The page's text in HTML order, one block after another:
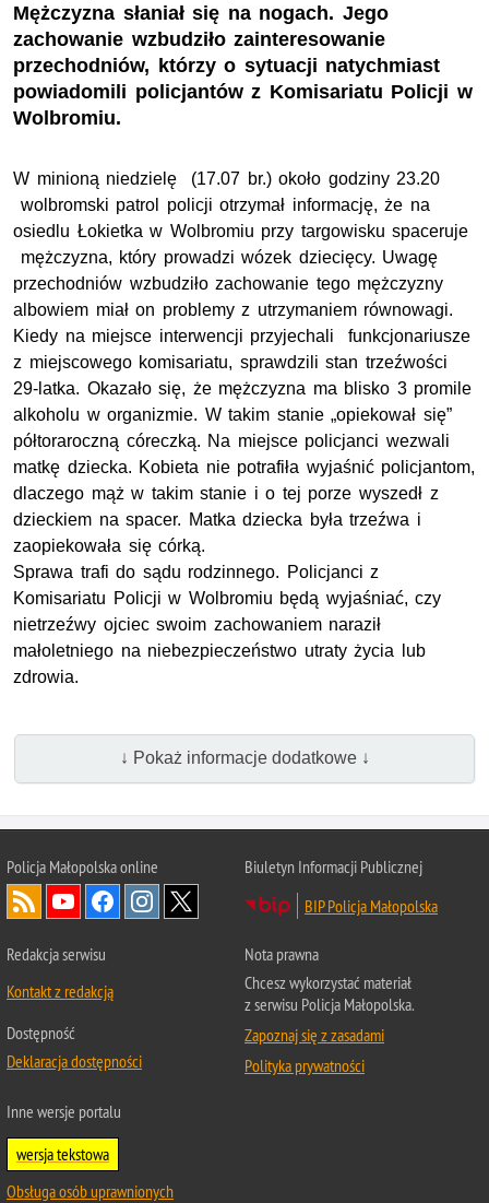
Mężczyzna słaniał się na nogach. Jego
zachowanie wzbudziło zainteresowanie
przechodniów, którzy o sytuacji natychmiast
powiadomili policjantów z Komisariatu Policji w
Wolbromiu.
W minioną niedzielę (17.07 br.) około godziny 23.20
wolbromski patrol policji otrzymał informację, że na
osiedlu Łokietka w Wolbromiu przy targowisku spaceruje
mężczyzna, który prowadzi wózek dziecięcy. Uwagę
przechodniów wzbudziło zachowanie tego mężczyzny
albowiem miał on problemy z utrzymaniem równowagi.
Kiedy na miejsce interwencji przyjechali funkcjonariusze
z miejscowego komisariatu, sprawdzili stan trzeźwości
29-latka. Okazało się, że mężczyzna ma blisko 3 promile
alkoholu w organizmie. W takim stanie „opiekował się”
półtoraroczną córeczką. Na miejsce policjanci wezwali
matkę dziecka. Kobieta nie potrafiła wyjaśnić policjantom,
dlaczego mąż w takim stanie i o tej porze wyszedł z
dzieckiem na spacer. Matka dziecka była trzeźwa i
zaopiekowała się córką.
Sprawa trafi do sądu rodzinnego. Policjanci z
Komisariatu Policji w Wolbromiu będą wyjaśniać, czy
nietrzeźwy ojciec swoim zachowaniem naraził
małoletniego na niebezpieczeństwo utraty życia lub
zdrowia.
↓ Pokaż informacje dodatkowe ↓
Policja Małopolska online
Biuletyn Informacji Publicznej
BIP Policja Małopolska
Redakcja serwisu
Kontakt z redakcją
Dostępność
Deklaracja dostępności
Nota prawna
Chcesz wykorzystać materiał
z serwisu Policja Małopolska.
Zapoznaj się z zasadami
Polityka prywatności
Inne wersje portalu
wersja tekstowa
Obsługa osób uprawnionych